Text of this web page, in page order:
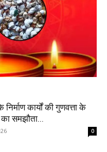
निर्माण कार्यों की गुणवत्ता के
समझौता...
0